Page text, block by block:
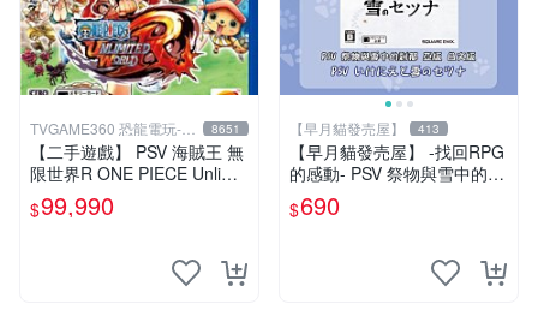
TVGAME360 恐龍電玩-台
中店
8651
【二手遊戲】 PSV 海賊王 無
限世界R ONE PIECE Unlimit
ed World 中文版【台中恐龍
電玩】
$99,990
【早月貓發売屋】 413
【早月貓發売屋】 -找回RPG
的感動- PSV 祭物與雪中的剎
那 亞版 日文版 ※現貨販售中※
SQUARE ENIX
$690